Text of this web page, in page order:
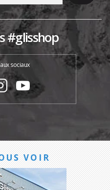
#glisshop
sociaux
VOIR